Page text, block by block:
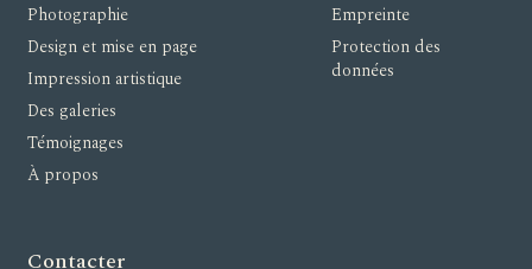
Photographie
Design et mise en page
Impression artistique
Des galeries
Témoignages
À propos
Empreinte
Protection des
données
Contacter